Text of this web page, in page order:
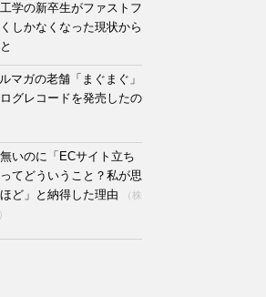
学の新卒生がファストフ
しかなくなった現状から
マガの老舗「まぐまぐ」
グレコードを発売したの
いのに「ECサイト立ち
てどういうこと？私が思
ど」と納得した理由
（株